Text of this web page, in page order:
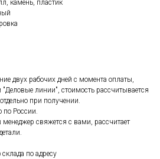
камень, пластик
двух рабочих дней с момента оплаты,
линии", стоимость рассчитывается
при получении.
по России.
свяжется с вами, рассчитает
по адресу